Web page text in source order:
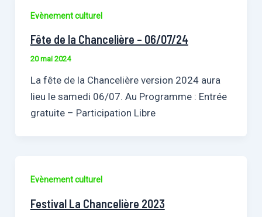
Evènement culturel
Fête de la Chancelière – 06/07/24
20 mai 2024
La fête de la Chancelière version 2024 aura
lieu le samedi 06/07. Au Programme : Entrée
gratuite – Participation Libre
Evènement culturel
Festival La Chancelière 2023